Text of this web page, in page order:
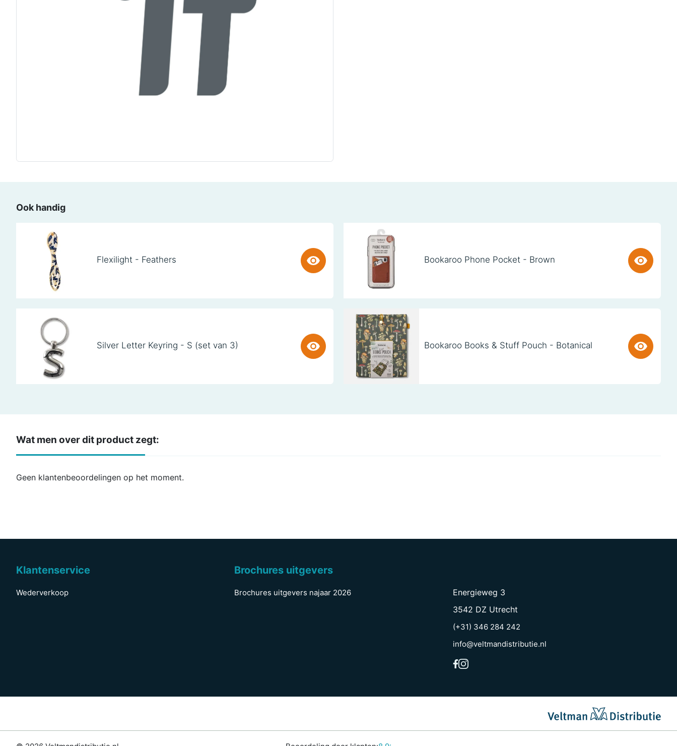
Ook handig
Flexilight - Feathers Bookaroo Phone Pocket - Brown
Silver Letter Keyring - S (set van 3) Bookaroo Books & Stuff Pouch - Botanical
Wat men over dit product zegt:
Geen klantenbeoordelingen op het moment.
Klantenservice
Wederverkoop
Brochures uitgevers
Brochures uitgevers najaar 2026
Energieweg 3
3542 DZ Utrecht
(+31) 346 284 242
info@veltmandistributie.nl